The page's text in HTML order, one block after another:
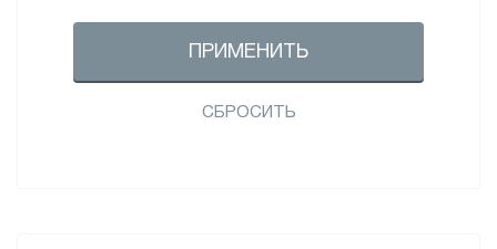
Для всех типов (2)
ПРИМЕНИТЬ
СБРОСИТЬ